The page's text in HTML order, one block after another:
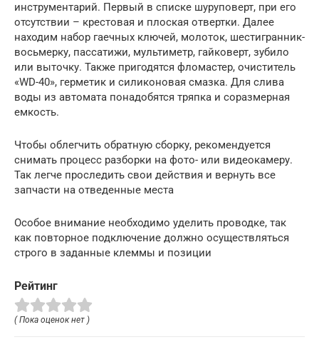
инструментарий. Первый в списке шуруповерт, при его
отсутствии – крестовая и плоская отвертки. Далее
находим набор гаечных ключей, молоток, шестигранник-
восьмерку, пассатижи, мультиметр, гайковерт, зубило
или выточку. Также пригодятся фломастер, очиститель
«WD-40», герметик и силиконовая смазка. Для слива
воды из автомата понадобятся тряпка и соразмерная
емкость.
Чтобы облегчить обратную сборку, рекомендуется
снимать процесс разборки на фото- или видеокамеру.
Так легче проследить свои действия и вернуть все
запчасти на отведенные места
Особое внимание необходимо уделить проводке, так
как повторное подключение должно осуществляться
строго в заданные клеммы и позиции
Рейтинг
( Пока оценок нет )